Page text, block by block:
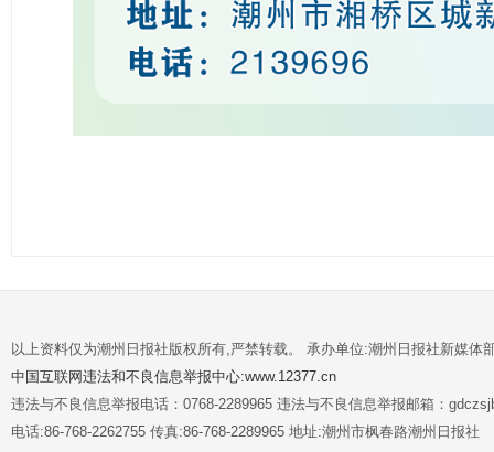
以上资料仅为潮州日报社版权所有,严禁转载。 承办单位:潮州日报社新媒体
中国互联网违法和不良信息举报中心:www.12377.cn
违法与不良信息举报电话：0768-2289965 违法与不良信息举报邮箱：
电话:86-768-2262755 传真:86-768-2289965 地址:潮州市枫春路潮州日报社